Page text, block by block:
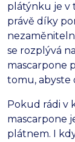
plátýnku je v
právě díky
se rozplývá
mascarpone
tomu, abyste
Pokud rádi v
mascarpone
plátnem. I